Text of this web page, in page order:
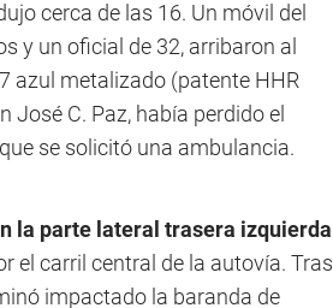
cerca de las 16. Un móvil del
y un oficial de 32, arribaron al
azul metalizado (patente HHR
C. Paz, había perdido el
se solicitó una ambulancia.
la parte lateral trasera izquierda
el carril central de la autovía. Tras
impactado la baranda de